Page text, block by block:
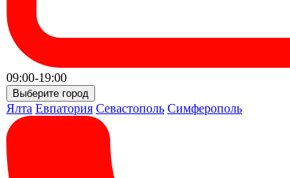
09:00-19:00
Выберите город
Ялта Евпатория Севастополь Симферополь